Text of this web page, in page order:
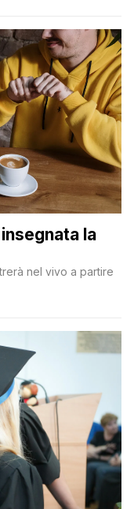
la
nel vivo a partire